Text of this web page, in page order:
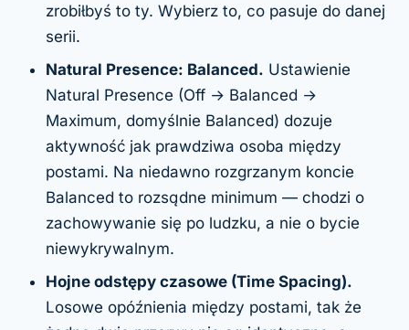
zrobiłbyś to ty. Wybierz to, co pasuje do danej
serii.
Natural Presence: Balanced. Ustawienie
Natural Presence (Off → Balanced →
Maximum, domyślnie Balanced) dozuje
aktywność jak prawdziwa osoba między
postami. Na niedawno rozgrzanym koncie
Balanced to rozsądne minimum — chodzi o
zachowywanie się po ludzku, a nie o bycie
niewykrywalnym.
Hojne odstępy czasowe (Time Spacing).
Losowe opóźnienia między postami, tak że